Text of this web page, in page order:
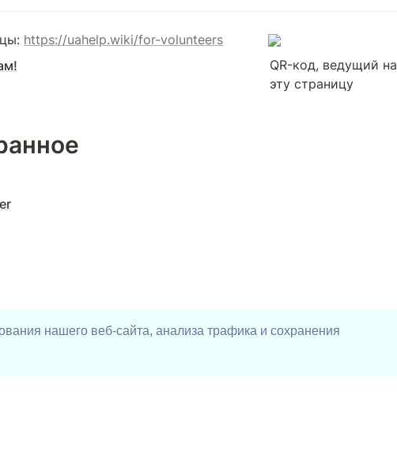
нашего веб-сайта, анализа трафика и сохранения
https://uahelp.wiki/for-volunteers
QR-код, ведущий на
эту страницу